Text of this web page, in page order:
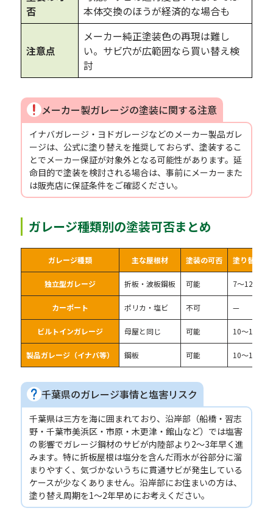
否
本体交換のほうが経済的な場合も
注意点
メーカー純正塗装色の再現は難し
い。サビ穴が広範囲なら買い替え検
討
メーカー製ガレージの塗装に関する注意
イナバガレージ・ヨドガレージなどのメーカー製品ガレ
ージは、公式に塗り替えを推奨しておらず、塗装するこ
とでメーカー保証が対象外となる可能性があります。延
命目的で塗装を検討される場合は、事前にメーカーまた
は販売店に保証条件をご確認ください。
ガレージ種類別の塗装可否まとめ
ガレージ種類 主な屋根材 塗装の可否 塗り替え目
独立型ガレージ 折板・波板鋼板 可能 7〜12年
カーポート ポリカ・塩ビ 不可 —
ビルトインガレージ 母屋と同じ 可能 10〜15年
製品ガレージ（イナバ等） 鋼板 可能 10〜15年
千葉県のガレージ事情と塩害リスク
千葉県は三方を海に囲まれており、沿岸部（船橋・習志
野・千葉市美浜区・市原・木更津・館山など）では塩害
の影響でガレージ鋼材のサビが内陸部より2〜3年早く進
みます。特に折板屋根は塩分を含んだ雨水が谷部分に溜
まりやすく、気づかないうちに貫通サビが発生している
ケースが少なくありません。沿岸部にお住まいの方は、
塗り替え周期を1〜2年早めにお考えください。